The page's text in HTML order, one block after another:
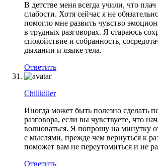
В детстве меня всегда учили, что
слабости. Хотя сейчас я не
помогло мне развить чувство
в трудных разговорах. Я стараюсь
спокойствие и собранность,
дыхании и языке тела.
Ответить
Chillkiller
Иногда может быть полезно сделать
разговора, если вы чувствуете, что
волноваться. Я попрошу на минутку
с мыслями, прежде чем вернуться к
поможет вам не переутомиться и не
Ответить